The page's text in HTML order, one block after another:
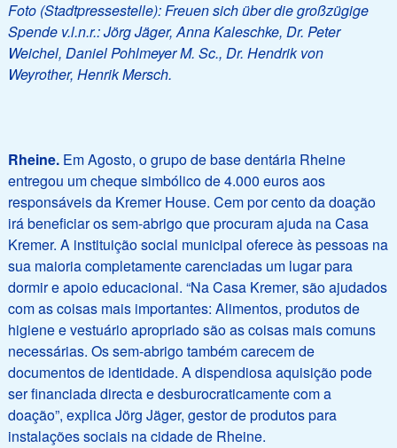
Foto (Stadtpressestelle): Freuen sich über die großzügige
Spende v.l.n.r.: Jörg Jäger, Anna Kaleschke, Dr. Peter
Weichel, Daniel Pohlmeyer M. Sc., Dr. Hendrik von
Weyrother, Henrik Mersch.
Rheine. Em Agosto, o grupo de base dentária Rheine
entregou um cheque simbólico de 4.000 euros aos
responsáveis da Kremer House. Cem por cento da doação
irá beneficiar os sem-abrigo que procuram ajuda na Casa
Kremer. A instituição social municipal oferece às pessoas na
sua maioria completamente carenciadas um lugar para
dormir e apoio educacional. “Na Casa Kremer, são ajudados
com as coisas mais importantes: Alimentos, produtos de
higiene e vestuário apropriado são as coisas mais comuns
necessárias. Os sem-abrigo também carecem de
documentos de identidade. A dispendiosa aquisição pode
ser financiada directa e desburocraticamente com a
doação”, explica Jörg Jäger, gestor de produtos para
instalações sociais na cidade de Rheine.